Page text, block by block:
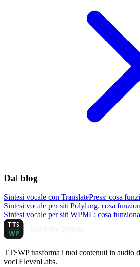
Dal blog
Sintesi vocale con TranslatePress: cosa
Sintesi vocale per siti Polylang: cosa
Sintesi vocale per siti WPML: cosa
TTSWP trasforma i tuoi contenuti in audio
voci ElevenLabs.